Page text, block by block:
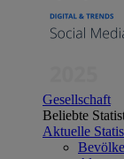
Gesellschaft
Beliebte
Aktuelle